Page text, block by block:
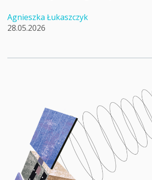
Agnieszka Łukaszczyk
28.05.2026